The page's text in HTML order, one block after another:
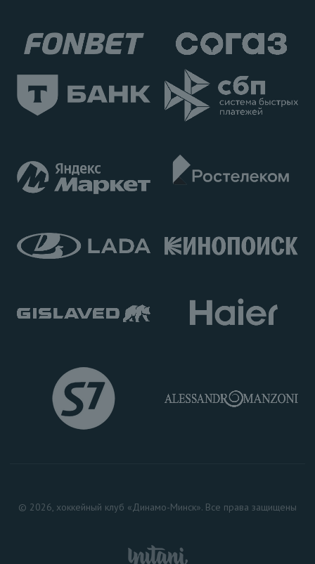
© 2026, хоккейный клуб «Динамо-Минск». Все права защищены